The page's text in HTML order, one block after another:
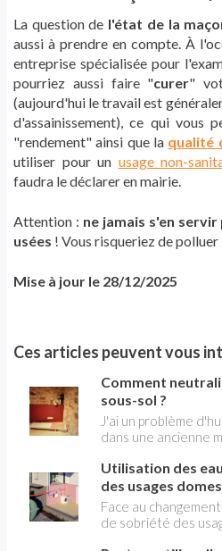
La question de l'état de la
aussi à prendre en compte. À
entreprise spécialisée pour
pourriez aussi faire "curer"
(aujourd'hui le travail est
d'assainissement), ce qui vous
"rendement" ainsi que la qualité
utiliser pour un usage non-
faudra le déclarer en mairie.
Attention : ne jamais s'en
usées ! Vous risqueriez de
Mise à jour le 28/12/2025
Ces articles peuvent vous
Comment
sous-sol ?
J'ai un problème
dans une ancienne
des murs en pierre
50 cm avec la
avec la terre (donc
contact direct avec
dans cette partie
Utilisation des
des usages
Face au
de sobriété des